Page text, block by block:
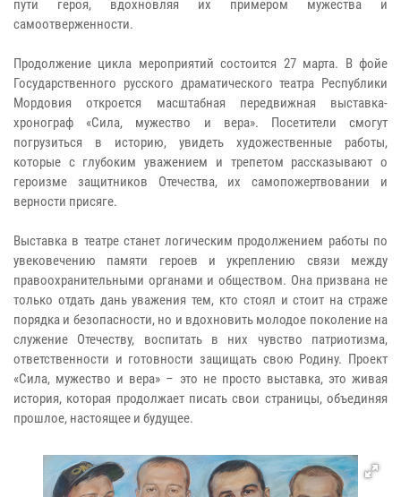
пути героя, вдохновляя их примером мужества и
самоотверженности.
Продолжение цикла мероприятий состоится 27 марта. В фойе
Государственного русского драматического театра Республики
Мордовия откроется масштабная передвижная выставка-
хронограф «Сила, мужество и вера». Посетители смогут
погрузиться в историю, увидеть художественные работы,
которые с глубоким уважением и трепетом рассказывают о
героизме защитников Отечества, их самопожертвовании и
верности присяге.
Выставка в театре станет логическим продолжением работы по
увековечению памяти героев и укреплению связи между
правоохранительными органами и обществом. Она призвана не
только отдать дань уважения тем, кто стоял и стоит на страже
порядка и безопасности, но и вдохновить молодое поколение на
служение Отечеству, воспитать в них чувство патриотизма,
ответственности и готовности защищать свою Родину. Проект
«Сила, мужество и вера» – это не просто выставка, это живая
история, которая продолжает писать свои страницы, объединяя
прошлое, настоящее и будущее.